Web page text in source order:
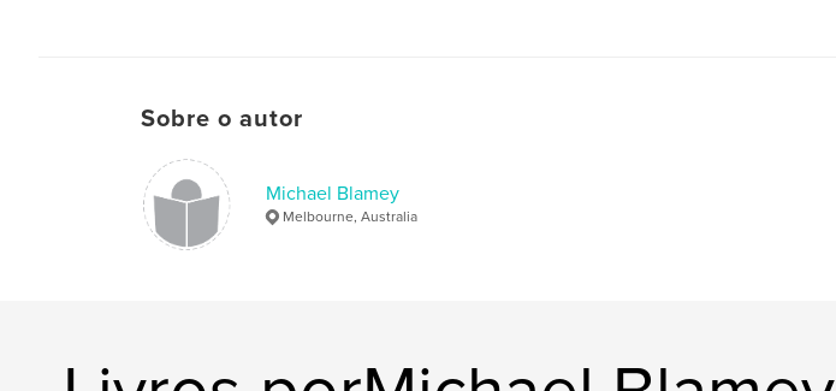
Sobre o autor
Michael Blamey
Melbourne, Australia